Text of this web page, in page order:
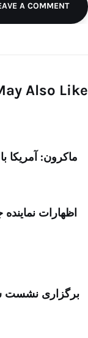
A COMMENT
Also Like
ماکرون: آمریکا
اظهارات
برگزاری نشست